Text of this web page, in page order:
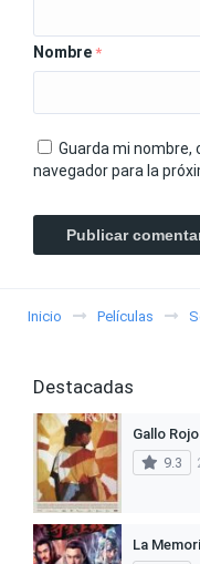
Nombre *
Guarda mi
navegador para la
Inicio Películas
Destacadas
Gallo Rojo
9.3
La